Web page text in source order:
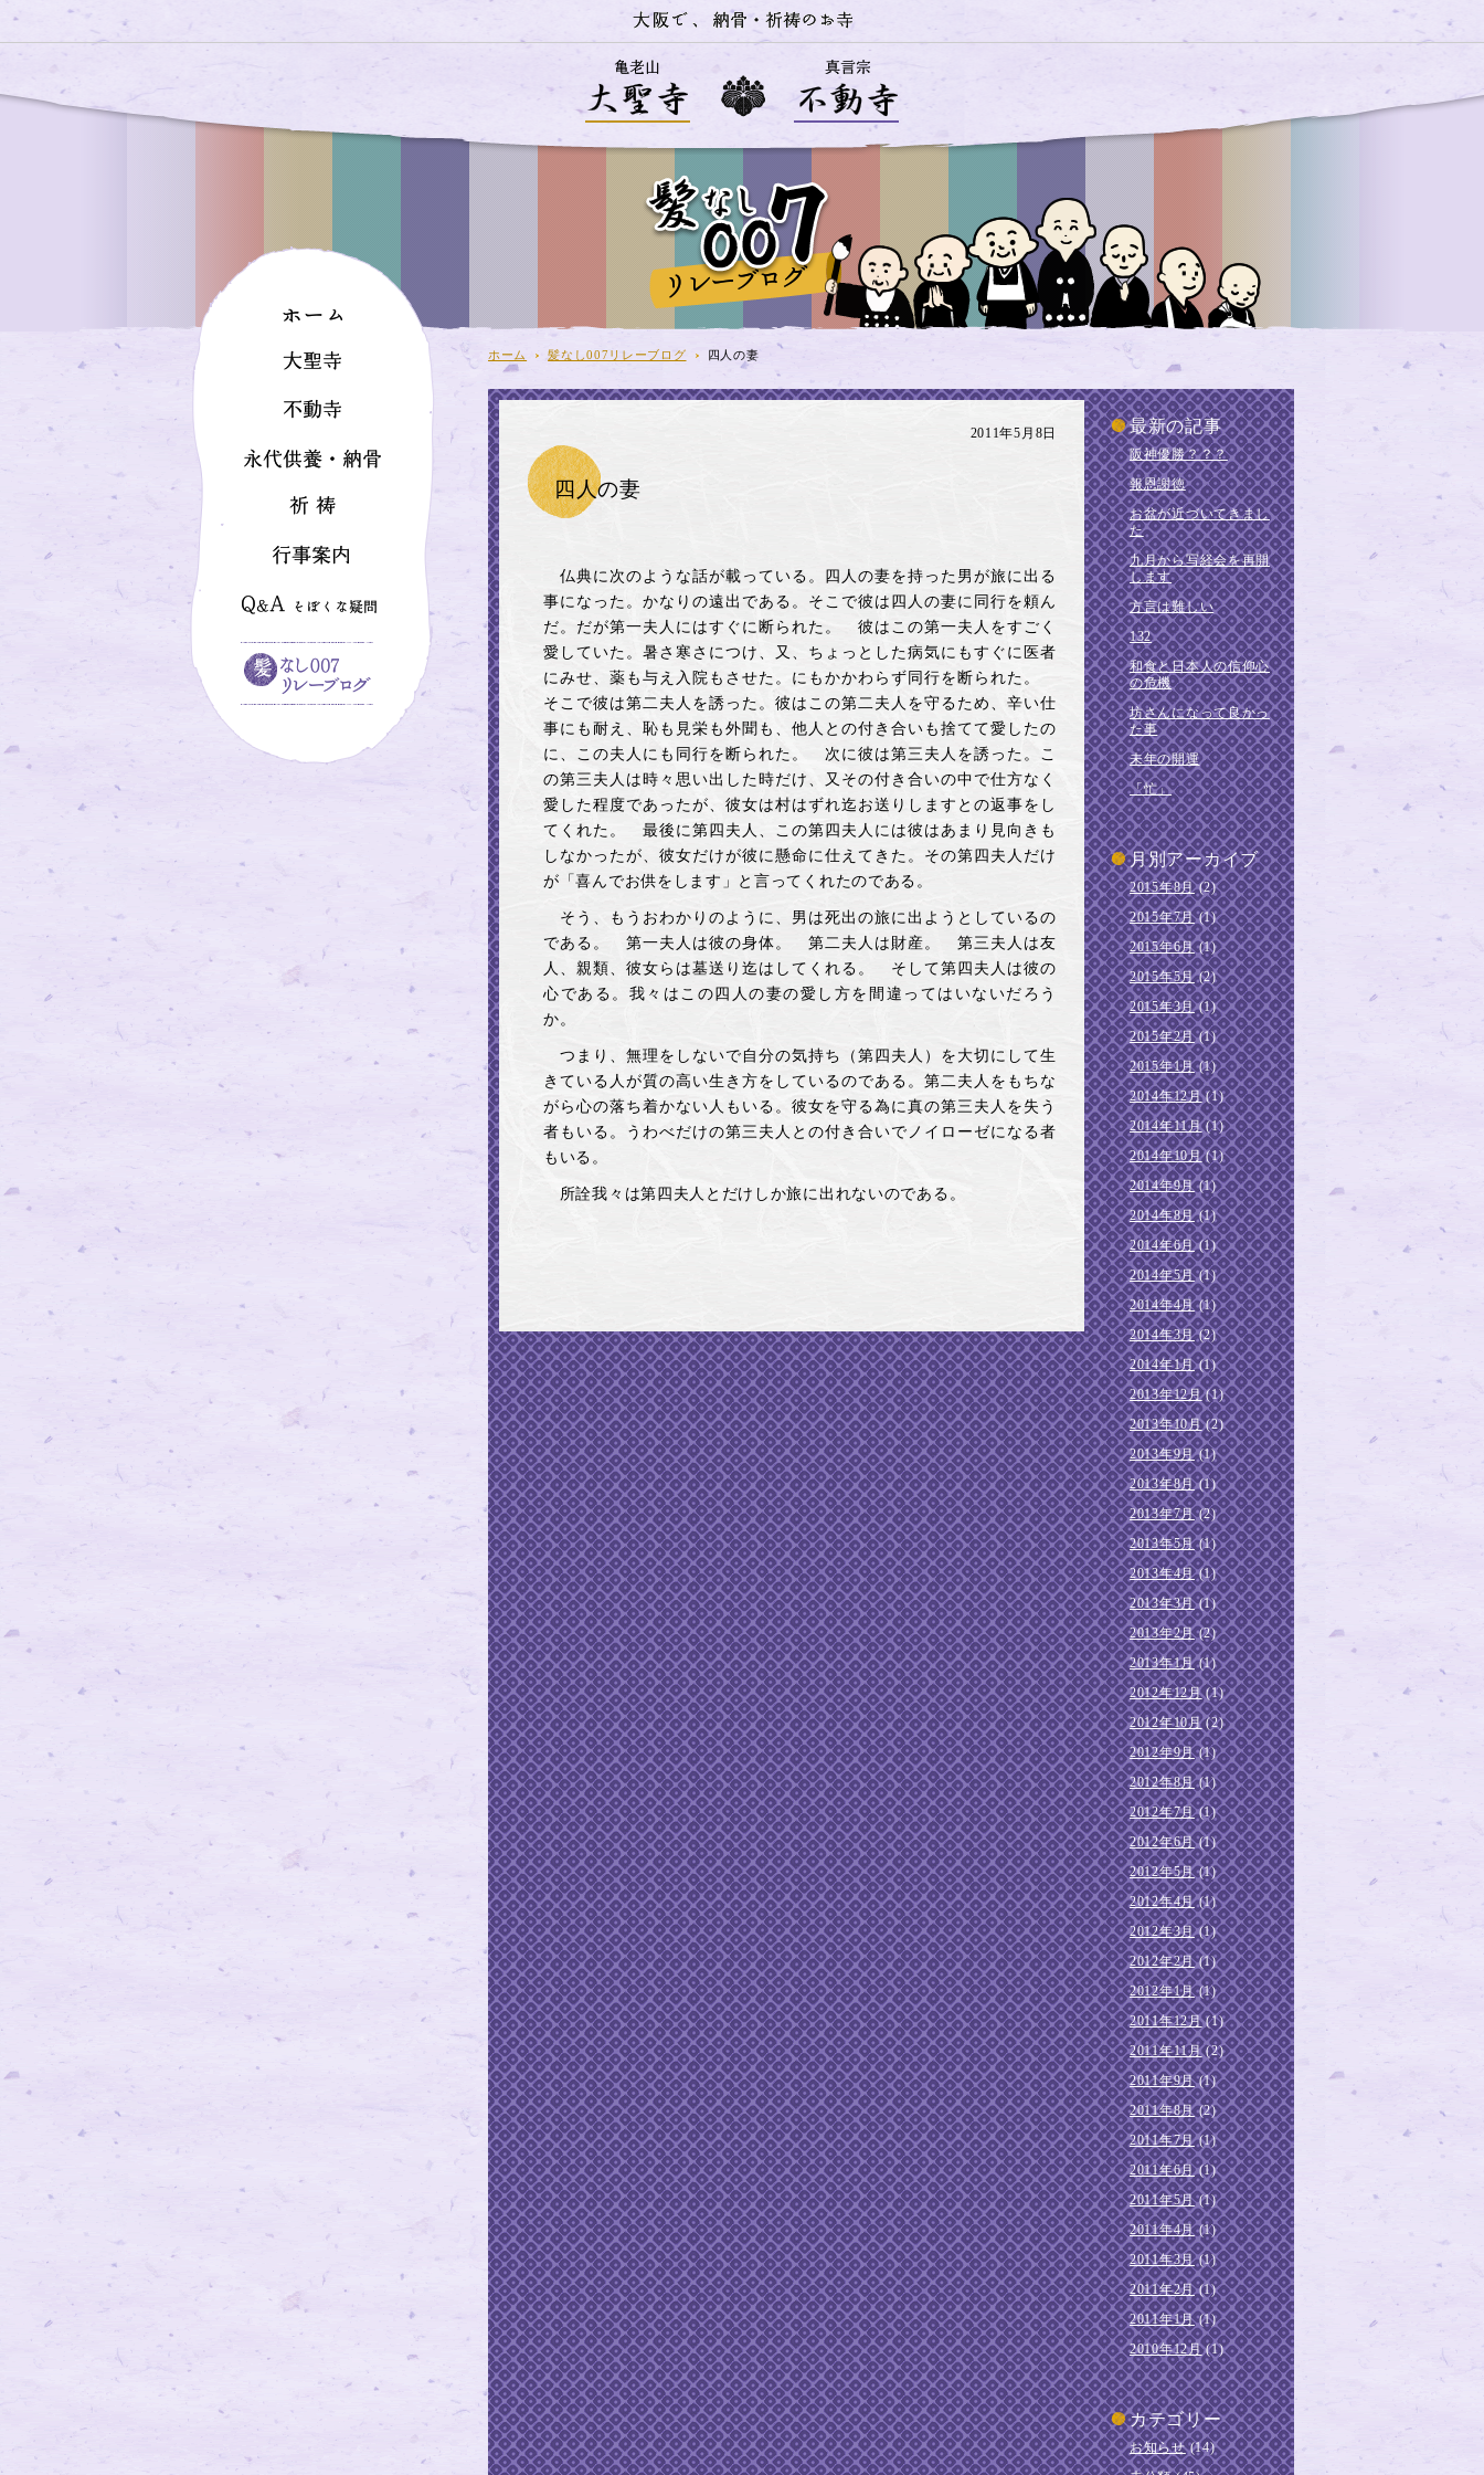
ホーム 髪なし007リレーブログ 四人の妻
2011年5月8日
四人の妻
仏典に次のような話が載っている。四人の妻を持った男が旅に出る
事になった。かなりの遠出である。そこで彼は四人の妻に同行を頼ん
だ。だが第一夫人にはすぐに断られた。 彼はこの第一夫人をすごく
愛していた。暑さ寒さにつけ、又、ちょっとした病気にもすぐに医者
にみせ、薬も与え入院もさせた。にもかかわらず同行を断られた。
そこで彼は第二夫人を誘った。彼はこの第二夫人を守るため、辛い仕
事にも耐え、恥も見栄も外聞も、他人との付き合いも捨てて愛したの
に、この夫人にも同行を断られた。 次に彼は第三夫人を誘った。こ
の第三夫人は時々思い出した時だけ、又その付き合いの中で仕方なく
愛した程度であったが、彼女は村はずれ迄お送りしますとの返事をし
てくれた。 最後に第四夫人、この第四夫人には彼はあまり見向きも
しなかったが、彼女だけが彼に懸命に仕えてきた。その第四夫人だけ
が「喜んでお供をします」と言ってくれたのである。
そう、もうおわかりのように、男は死出の旅に出ようとしているの
である。 第一夫人は彼の身体。 第二夫人は財産。 第三夫人は友
人、親類、彼女らは墓送り迄はしてくれる。 そして第四夫人は彼の
心である。我々はこの四人の妻の愛し方を間違ってはいないだろう
か。
つまり、無理をしないで自分の気持ち（第四夫人）を大切にして生
きている人が質の高い生き方をしているのである。第二夫人をもちな
がら心の落ち着かない人もいる。彼女を守る為に真の第三夫人を失う
者もいる。うわべだけの第三夫人との付き合いでノイローゼになる者
もいる。
所詮我々は第四夫人とだけしか旅に出れないのである。
最新の記事
阪神優勝？？？
報恩謝徳
お盆が近づいてきまし
た
九月から写経会を再開
します
方言は難しい
132
和食と日本人の信仰心
の危機
坊さんになって良かっ
た事
未年の開運
「忙」
月別アーカイブ
2015年8月(2)
2015年7月(1)
2015年6月(1)
2015年5月(2)
2015年3月(1)
2015年2月(1)
2015年1月(1)
2014年12月(1)
2014年11月(1)
2014年10月(1)
2014年9月(1)
2014年8月(1)
2014年6月(1)
2014年5月(1)
2014年4月(1)
2014年3月(2)
2014年1月(1)
2013年12月(1)
2013年10月(2)
2013年9月(1)
2013年8月(1)
2013年7月(2)
2013年5月(1)
2013年4月(1)
2013年3月(1)
2013年2月(2)
2013年1月(1)
2012年12月(1)
2012年10月(2)
2012年9月(1)
2012年8月(1)
2012年7月(1)
2012年6月(1)
2012年5月(1)
2012年4月(1)
2012年3月(1)
2012年2月(1)
2012年1月(1)
2011年12月(1)
2011年11月(2)
2011年9月(1)
2011年8月(2)
2011年7月(1)
2011年6月(1)
2011年5月(1)
2011年4月(1)
2011年3月(1)
2011年2月(1)
2011年1月(1)
2010年12月(1)
カテゴリー
お知らせ(14)